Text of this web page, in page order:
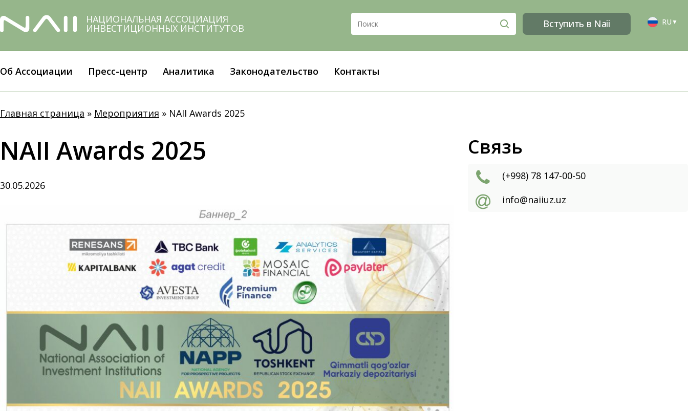
to
main
НАЦИОНАЛЬНАЯ АССОЦИАЦИЯ
ИНВЕСТИЦИОННЫХ ИНСТИТУТОВ Вступить в Naii RU▼
Об Ассоциации Пресс-центр Аналитика Законодательство Контакты
Главная страница » Мероприятия » NAII Awards 2025
NAII Awards 2025
30.05.2026
Связь
(+998) 78 147-00-50
info@naiiuz.uz